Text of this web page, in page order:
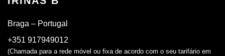
Braga – Portugal
+351 917949012
(Chamada para a rede móvel ou fixa de acordo com o seu tarifário em